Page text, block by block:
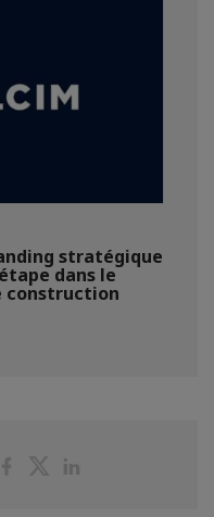
stratégique
dans le
construction
PartagerPartager